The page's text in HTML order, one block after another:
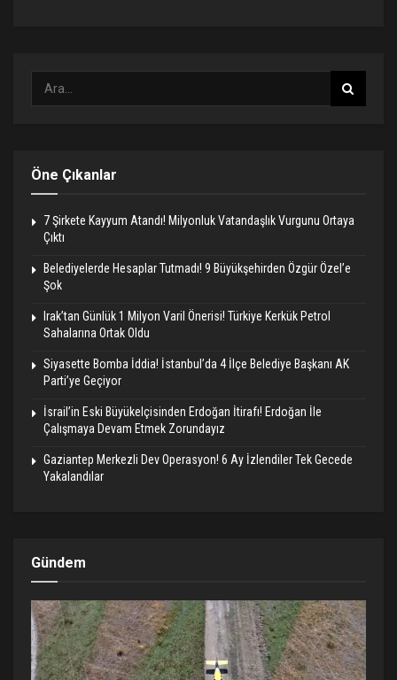
Öne Çıkanlar
7 Şirkete Kayyum Atandı! Milyonluk Vatandaşlık Vurgunu Ortaya
Çıktı
Belediyelerde Hesaplar Tutmadı! 9 Büyükşehirden Özgür Özel’e
Şok
Irak’tan Günlük 1 Milyon Varil Önerisi! Türkiye Kerkük Petrol
Sahalarına Ortak Oldu
Siyasette Bomba İddia! İstanbul’da 4 İlçe Belediye Başkanı AK
Parti’ye Geçiyor
İsrail’in Eski Büyükelçisinden Erdoğan İtirafı! Erdoğan İle
Çalışmaya Devam Etmek Zorundayız
Gaziantep Merkezli Dev Operasyon! 6 Ay İzlendiler Tek Gecede
Yakalandılar
Gündem